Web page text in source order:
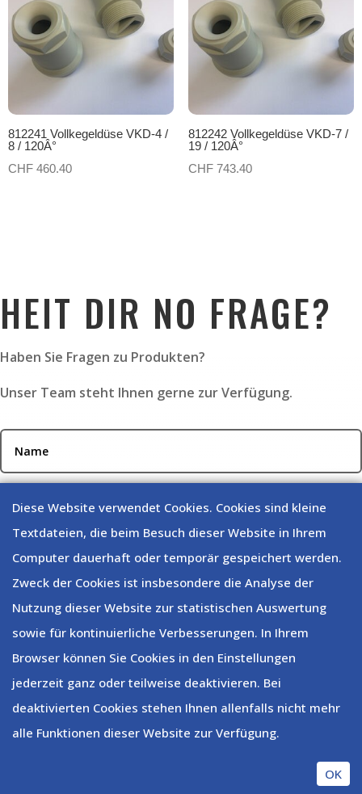
812241 Vollkegeldüse VKD-4 /
8 / 120Â°
CHF 460.40
812242 Vollkegeldüse VKD-7 /
19 / 120Â°
CHF743.40
HEIT DIR NO FRAGE?
Haben Sie Fragen zu Produkten?
Unser Team steht Ihnen gerne zur Verfügung.
12 + 9=
Diese Website verwendet Cookies. Cookies sind kleine
Textdateien, die beim Besuch dieser Website in Ihrem
Computer dauerhaft oder temporär gespeichert werden.
Zweck der Cookies ist insbesondere die Analyse der
Nutzung dieser Website zur statistischen Auswertung
sowie für kontinuierliche Verbesserungen. In Ihrem
Browser können Sie Cookies in den Einstellungen
jederzeit ganz oder teilweise deaktivieren. Bei
deaktivierten Cookies stehen Ihnen allenfalls nicht mehr
alle Funktionen dieser Website zur Verfügung.
OK